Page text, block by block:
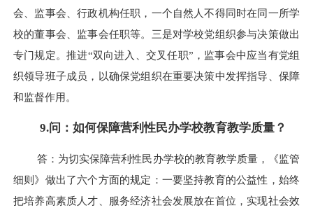
会、监事会、行政机构任职，一个自然人不得同时在同一所学
校的董事会、监事会任职等。三是对学校党组织参与决策做出
专门规定。推进“双向进入、交叉任职”，监事会中应当有党组
织领导班子成员，以确保党组织在重要决策中发挥指导、保障
和监督作用。
9.问：如何保障营利性民办学校教育教学质量？
答：为切实保障营利性民办学校的教育教学质量，《监管
细则》做出了六个方面的规定：一要坚持教育的公益性，始终
把培养高素质人才、服务经济社会发展放在首位，实现社会效